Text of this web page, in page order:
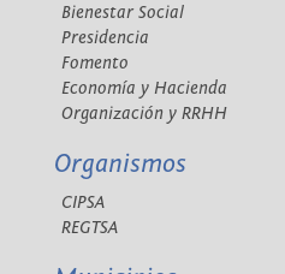
Bienestar Social
Presidencia
Fomento
Economía y Hacienda
Organización y RRHH
Organismos
CIPSA
REGTSA